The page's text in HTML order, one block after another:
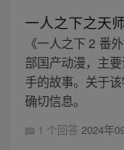
一人之下之天
《一人之下 2 番
部国产动漫，主
手的故事。关于
确切信息。
1 个回答 2024年